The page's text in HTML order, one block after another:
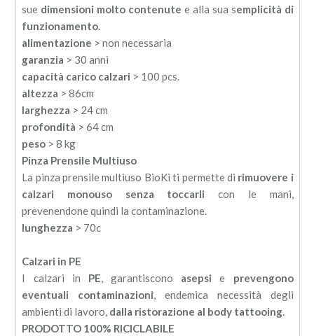
sue dimensioni molto contenute e alla sua semplicità di
funzionamento.
alimentazione > non necessaria
garanzia > 30 anni
capacità carico calzari > 100 pcs.
altezza > 86cm
larghezza > 24 cm
profondità > 64 cm
peso > 8 kg
Pinza Prensile Multiuso
La pinza prensile multiuso BioKi ti permette di rimuovere i
calzari monouso senza toccarli con le mani,
prevenendone quindi la contaminazione.
lunghezza > 70c
Calzari in PE
I calzari in PE, garantiscono asepsi e prevengono
eventuali contaminazioni, endemica necessità degli
ambienti di lavoro, dalla ristorazione al body tattooing.
PRODOTTO 100% RICICLABILE